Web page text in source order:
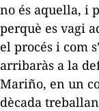
no és aquella, i
perquè es vagi
el procés i com
arribaràs a la
Mariño, en un
dècada